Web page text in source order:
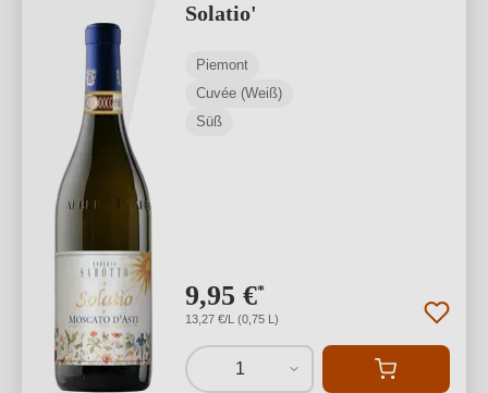
Solatio'
Piemont
Cuvée (Weiß)
Süß
9,95 €*
13,27 €/L (0,75 L)
1